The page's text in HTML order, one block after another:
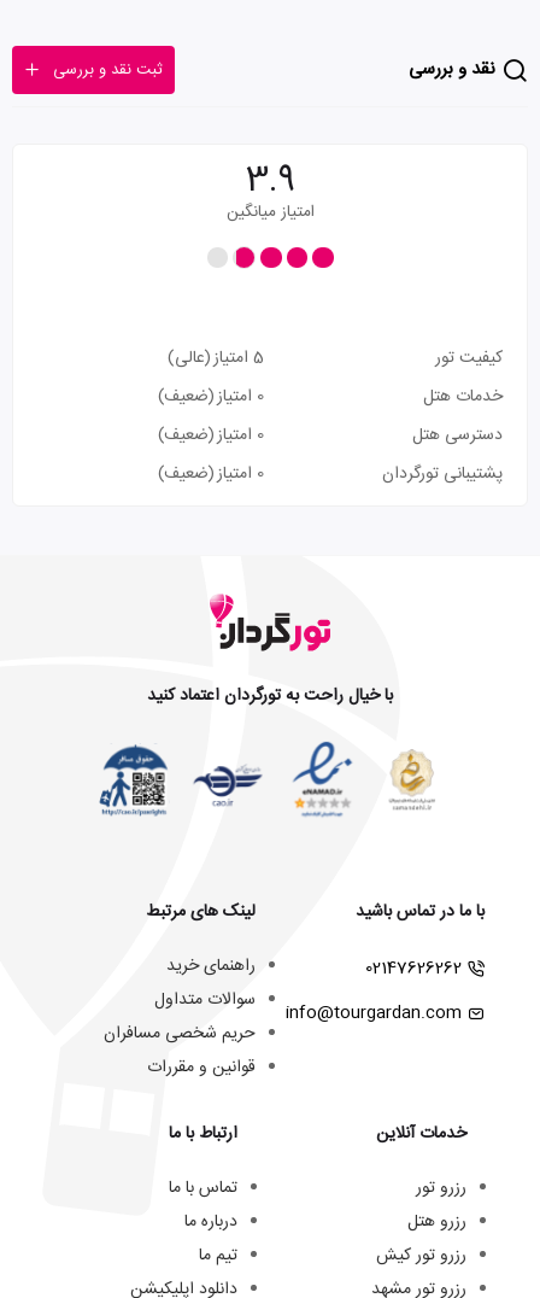
نقد و بررسی ثبت نقد و بررسی
3.9
امتیاز میانگین
کیفیت تور 5 امتیاز
(عالی)
خدمات هتل
0 امتیاز
(ضعیف)
دسترسی هتل
0 امتیاز
(ضعیف)
پشتیبانی تورگردان
0 امتیاز (ضعیف)
با خیال راحت به تورگردان اعتماد کنید
با ما در تماس باشید
02147626262
info@tourgardan.com
خدمات آنلاین
رزرو تور
رزرو هتل
رزرو تور کیش
رزرو تور مشهد
لینک های مرتبط
راهنمای خرید
سوالات متداول
حریم شخصی مسافران
قوانین و مقررات
ارتباط با ما
تماس با ما
درباره ما
تیم ما
دانلود اپلیکیشن